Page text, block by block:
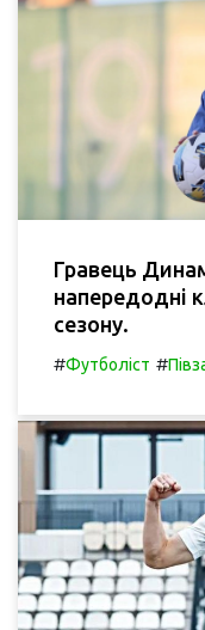
Гравець
напередодні
сезону.
#Футболіст #